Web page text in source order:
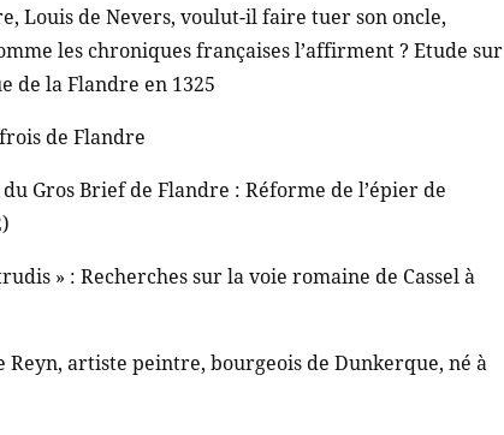
Louis de Nevers, voulut-il faire tuer son oncle,
les chroniques françaises l’affirment ? Etude sur
de la Flandre en 1325
de Flandre
Gros Brief de Flandre : Réforme de l’épier de
» : Recherches sur la voie romaine de Cassel à
Reyn, artiste peintre, bourgeois de Dunkerque, né à